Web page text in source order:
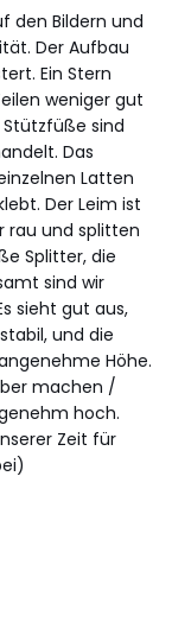
den Bildern und
Der Aufbau
Ein Stern
weniger gut
sind
Das
Latten
Der Leim ist
rau und splitten
Splitter, die
sind wir
sieht gut aus,
und die
Höhe.
machen /
hoch.
Zeit für